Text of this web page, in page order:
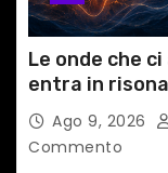
Le onde che
entra in
Ago 9, 2026
Commento